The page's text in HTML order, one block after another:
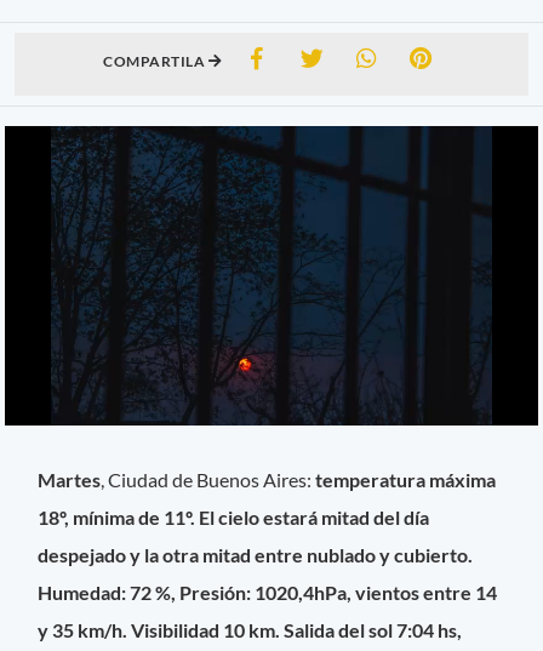
COMPARTILA
Martes , Ciudad de Buenos Aires:temperatura máxima
18º, mínima de 11º. El cielo estará mitad del día
despejado y la otra mitad entre nublado y cubierto.
Humedad: 72 %, Presión: 1020,4hPa, vientos entre 14
y 35 km/h. Visibilidad 10 km. Salida del sol 7:04 hs,